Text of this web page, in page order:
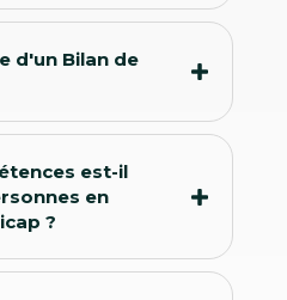
d'un Bilan de
est-il
en
?